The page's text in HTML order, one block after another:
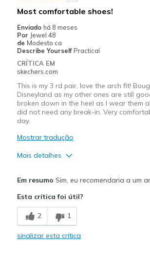
calçado
Most comfortable shoes!
Enviado há 8 meses
Por Jewel 48
de Modesto ca
Describe Yourself Practical
CRÍTICA EM
skechers.com
This is my 3 rd pair, love the arch fit!
Disneyland as my other ones are still
broken down in the heel as I wear them
did not need any break-in. Very
day.
Mostrar tradução
Mais detalhes
Comfortable
Durable
Em resumo Sim, eu recomendaria a um
Esta crítica foi útil?
2 1
sinalizar esta crítica